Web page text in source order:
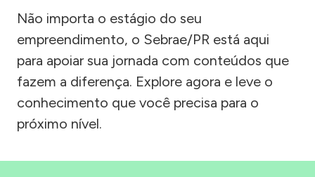
Não importa o estágio do seu
empreendimento, o Sebrae/PR está aqui
para apoiar sua jornada com conteúdos que
fazem a diferença. Explore agora e leve o
conhecimento que você precisa para o
próximo nível.